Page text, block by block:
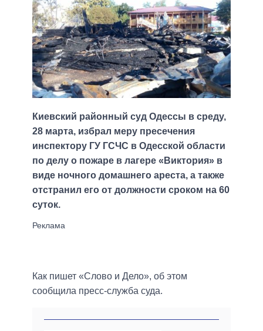
Киевский районный суд Одессы в среду,
28 марта, избрал меру пресечения
инспектору ГУ ГСЧС в Одесской области
по делу о пожаре в лагере «Виктория» в
виде ночного домашнего ареста, а также
отстранил его от должности сроком на 60
суток.
Как пишет «Слово и Дело», об этом
сообщила пресс-служба суда.